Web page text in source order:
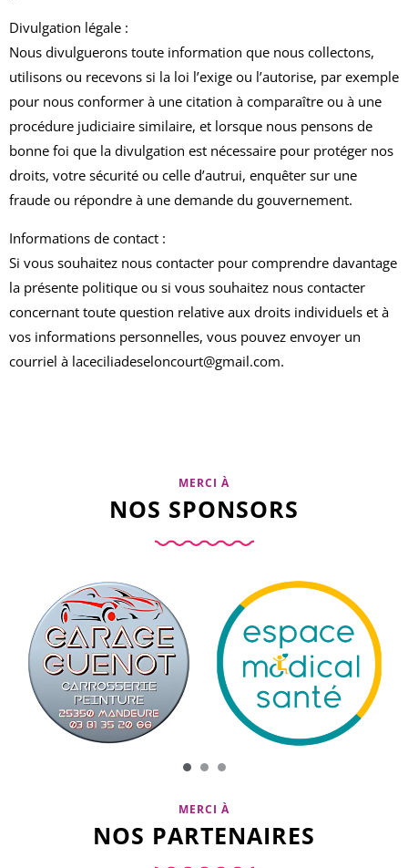
Divulgation légale :
Nous divulguerons toute information que nous collectons,
utilisons ou recevons si la loi l’exige ou l’autorise, par exemple
pour nous conformer à une citation à comparaître ou à une
procédure judiciaire similaire, et lorsque nous pensons de
bonne foi que la divulgation est nécessaire pour protéger nos
droits, votre sécurité ou celle d’autrui, enquêter sur une
fraude ou répondre à une demande du gouvernement.
Informations de contact :
Si vous souhaitez nous contacter pour comprendre davantage
la présente politique ou si vous souhaitez nous contacter
concernant toute question relative aux droits individuels et à
vos informations personnelles, vous pouvez envoyer un
courriel à laceciliadeseloncourt@gmail.com.
MERCI À
NOS SPONSORS
MERCI À
NOS PARTENAIRES